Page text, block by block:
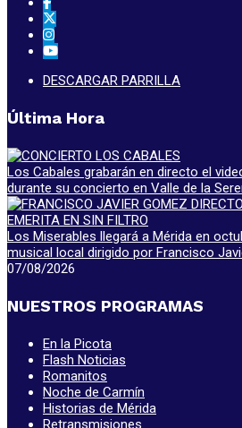
DESCARGAR PARRILLA
Última Hora
Los Cabales grabarán en directo el
durante su concierto en Valle de la
Los Miserables llegará a Mérida en
musical local dirigido por Francisco
07/08/2026
NUESTROS PROGRAMAS
En la Picota
Flash Noticias
Romanitos
Noche de Carmín
Historias de Mérida
Retransmisiones